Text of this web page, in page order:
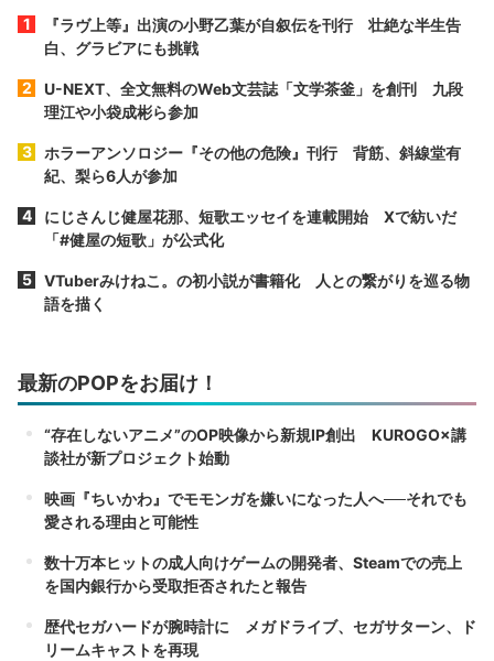
『ラヴ上等』出演の小野乙葉が自叙伝を刊行 壮絶な半生告
白、グラビアにも挑戦
U-NEXT、全文無料のWeb文芸誌「文学茶釜」を創刊 九段
理江や小袋成彬ら参加
ホラーアンソロジー『その他の危険』刊行 背筋、斜線堂有
紀、梨ら6人が参加
にじさんじ健屋花那、短歌エッセイを連載開始 Xで紡いだ
「#健屋の短歌」が公式化
VTuberみけねこ。の初小説が書籍化 人との繋がりを巡る物
語を描く
最新のPOPをお届け！
“存在しないアニメ”のOP映像から新規IP創出 KUROGO×講
談社が新プロジェクト始動
映画『ちいかわ』でモモンガを嫌いになった人へ──それでも
愛される理由と可能性
数十万本ヒットの成人向けゲームの開発者、Steamでの売上
を国内銀行から受取拒否されたと報告
歴代セガハードが腕時計に メガドライブ、セガサターン、ド
リームキャストを再現